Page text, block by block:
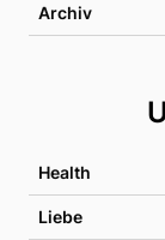
Archiv
Health
Liebe